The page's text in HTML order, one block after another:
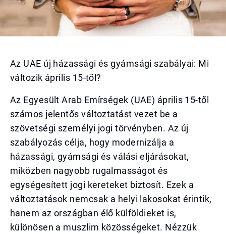
Az UAE új házassági és gyámsági szabályai: Mi
változik április 15-től?
Az Egyesült Arab Emírségek (UAE) április 15-től
számos jelentős változtatást vezet be a
szövetségi személyi jogi törvényben. Az új
szabályozás célja, hogy modernizálja a
házassági, gyámsági és válási eljárásokat,
miközben nagyobb rugalmasságot és
egységesített jogi kereteket biztosít. Ezek a
változtatások nemcsak a helyi lakosokat érintik,
hanem az országban élő külföldieket is,
különösen a muszlim közösségeket. Nézzük